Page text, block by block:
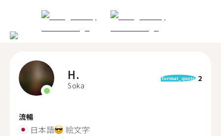
H.
Soka
format_quote 2
流暢
日本語 絵文字